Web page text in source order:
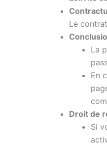
Le
La
En
Droit de
Si